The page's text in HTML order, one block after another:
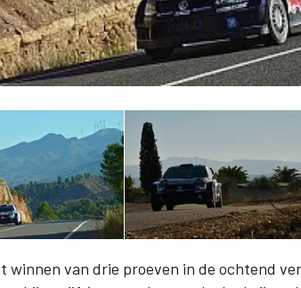
DTM
winnen van drie proeven in de ochtend